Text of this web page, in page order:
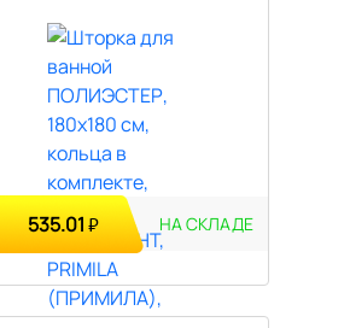
535.01 ₽ НА СКЛАДЕ